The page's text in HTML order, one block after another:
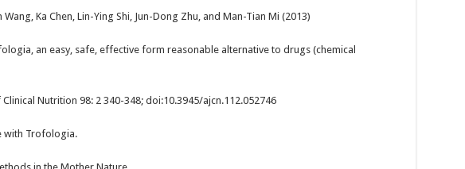
Wang, Ka Chen, Lin-Ying Shi, Jun-Dong Zhu, and Man-Tian Mi (2013)
an easy, safe, effective form reasonable alternative to drugs (chemical
Nutrition 98: 2 340-348; doi:10.3945/ajcn.112.052746
with Trofologia.